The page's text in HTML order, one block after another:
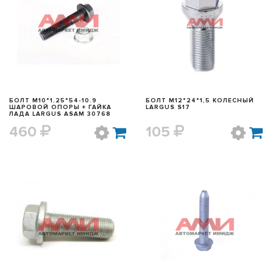
БЫСТРЫЙ ПРОСМОТР
БОЛТ М10*1.25*54-10.9
ШАРОВОЙ ОПОРЫ + ГАЙКА
ЛАДА LARGUS ASAM 30768
460
БЫСТРЫЙ ПРОСМОТР
БОЛТ М12*24*1,5 КОЛЕСНЫЙ
LARGUS S17
105
БЫСТРЫЙ ПРОСМОТР БЫСТРЫЙ ПРОСМОТР